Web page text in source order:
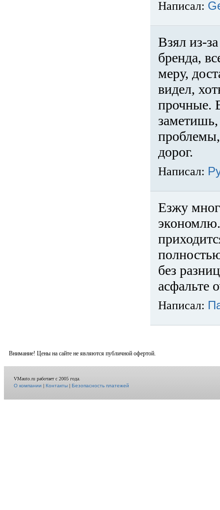
Написал:
Взял из-
бренда,
меру,
видел,
прочные.
проблемы,
дорог.
Написал:
Езжу
без
асфальте
Написал:
Внимание! Цены на сайте не являются публичной офертой.
VMauto.ru работает с 2005 года.
О компании|Контакты|Безопасность платежей